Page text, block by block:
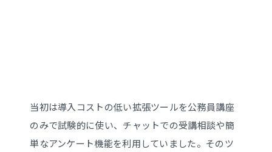
当初は導入コストの低い拡張ツールを公務員講座
のみで試験的に使い、チャットでの受講相談や簡
単なアンケート機能を利用していました。そのツ